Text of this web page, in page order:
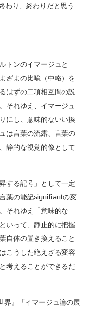
わり、終わりだと思う
トンのイマージュと
ざまの比喩（中略）を
はずの二項相互間の説
それゆえ、イマージュ
にし、意味的ないい換
は言葉の流露、言葉の
静的な視覚的像として
する記号」として一定
葉の能記signifiantの変
それゆえ「意味的な
いって、静止的に把握
自体の置き換えること
こうした絶えざる変容
考えることができるだ
界』「イマージュ論の展